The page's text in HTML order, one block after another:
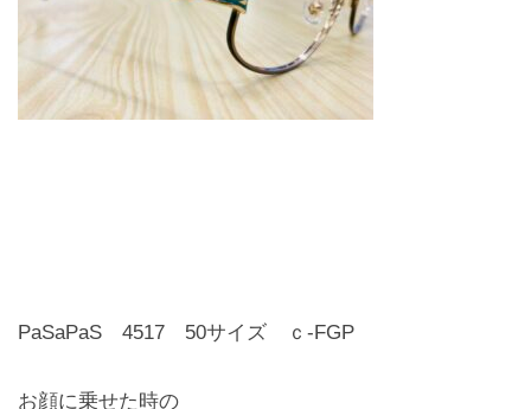
PaSaPaS 4517 50サイズ ｃ-FGP
お顔に乗せた時の